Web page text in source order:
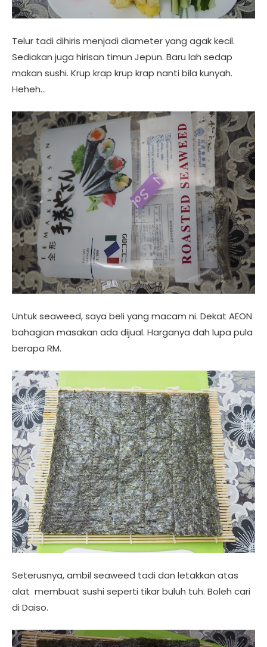
Telur tadi dihiris menjadi diameter yang agak kecil.
Sediakan juga hirisan timun Jepun. Baru lah sedap
makan sushi. Krup krap krup krap nanti bila kunyah.
Heheh…
Untuk seaweed, saya beli yang macam ni. Dekat AEON
bahagian masakan ada dijual. Harganya dah lupa pula
berapa RM.
Seterusnya, ambil seaweed tadi dan letakkan atas
alat membuat sushi seperti tikar buluh tuh. Boleh cari
di Daiso.